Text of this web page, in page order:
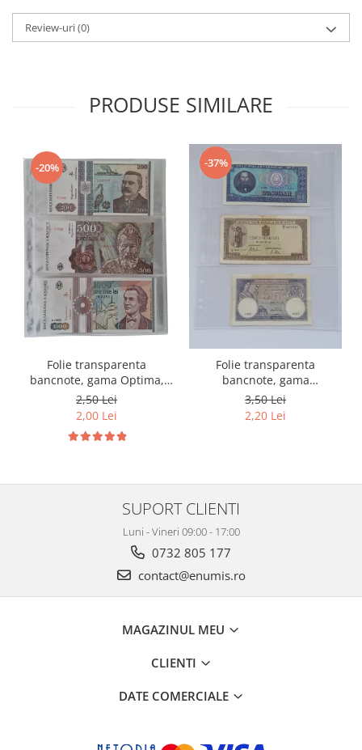
Review-uri(0)
PRODUSE SIMILARE
-20%
Folie transparenta
bancnote, gama Optima,
cod SH252, 3
compartimente
2,50 Lei
2,00 Lei
-37%
Folie transparenta
bancnote, gama
Grande(A4), cod SH312, 3
compartimente
3,50 Lei
2,20 Lei
SUPORT CLIENTI
Luni - Vineri 09:00 - 17:00
0732 805 177
contact@enumis.ro
MAGAZINUL MEU
CLIENTI
DATE COMERCIALE